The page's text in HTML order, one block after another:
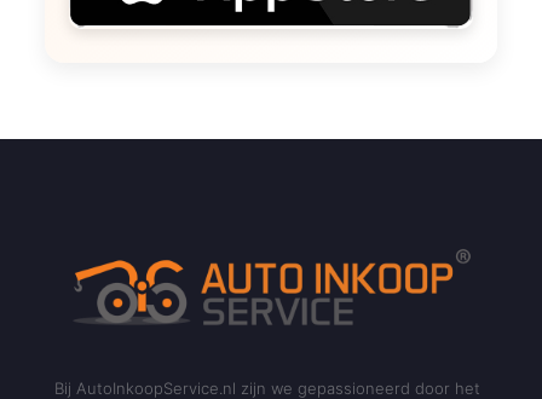
Bij AutoInkoopService.nl zijn we gepassioneerd door het